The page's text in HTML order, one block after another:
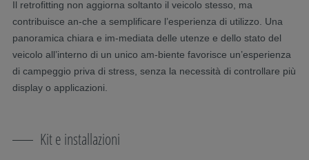
Il retrofitting non aggiorna soltanto il veicolo stesso, ma
contribuisce an-che a semplificare l’esperienza di utilizzo. Una
panoramica chiara e im-mediata delle utenze e dello stato del
veicolo all’interno di un unico am-biente favorisce un’esperienza
di campeggio priva di stress, senza la necessità di controllare più
display o applicazioni.
Kit e installazioni